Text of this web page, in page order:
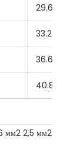
29.6
33.2
36.6
40.8